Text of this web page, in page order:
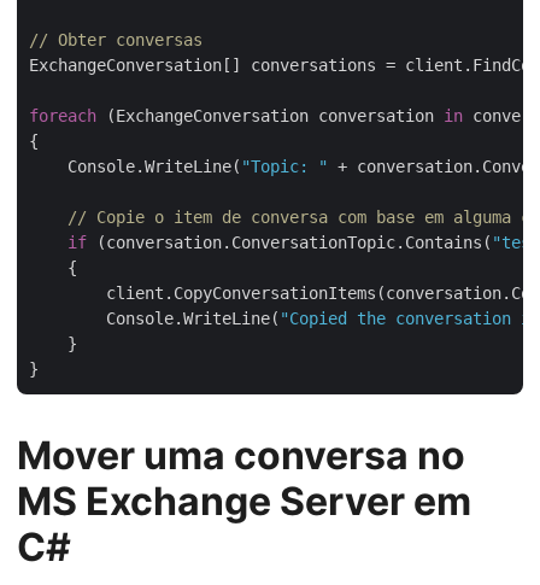
// Obter conversas
ExchangeConversation[] conversations =
foreach (ExchangeConversation conversation in
{
    Console.WriteLine(
"Topic: " +
// Copie o item de conversa com base em alguma
if (conversation.ConversationTopic.Contains(
    {
        Console.WriteLine(
"Copied the conversation
    }
Mover uma conversa no
MS Exchange Server em
C#